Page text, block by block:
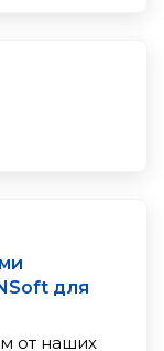
для
от наших